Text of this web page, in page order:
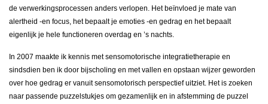
de verwerkingsprocessen anders verlopen. Het beïnvloed je mate van
alertheid -en focus, het bepaalt je emoties -en gedrag en het bepaalt
eigenlijk je hele functioneren overdag en ’s nachts.
In 2007 maakte ik kennis met sensomotorische integratietherapie en
sindsdien ben ik door bijscholing en met vallen en opstaan wijzer geworden
over hoe gedrag er vanuit sensomotorisch perspectief uitziet. Het is zoeken
naar passende puzzelstukjes om gezamenlijk en in afstemming de puzzel